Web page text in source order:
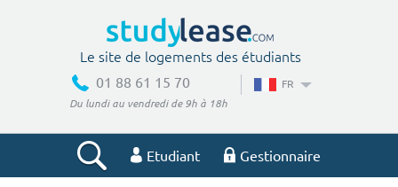
Le site de logements des étudiants
01 88 61 15 70
Du lundi au vendredi de 9h à 18h
FR
Etudiant Gestionnaire